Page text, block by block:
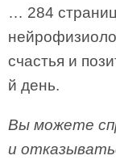
… 284
счастья и
й день.
Вы можете
и